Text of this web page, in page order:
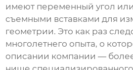
имеют переменный угол
съемными вставками для
геометрии. Это как раз
многолетнего опыта, о
описании компании —